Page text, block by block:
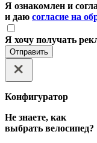
Я ознакомлен и
и даю согласие на
Я хочу получать
Отправить
Конфигуратор
Не знаете, как
выбрать велосипед?